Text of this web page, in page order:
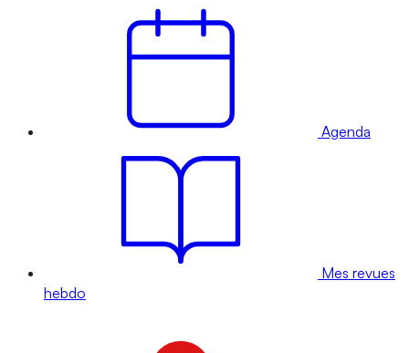
Agenda
Mes revues
hebdo